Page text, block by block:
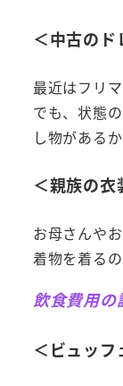
＜中古のド
最近はフリ
でも、状態
し物があるか
＜親族の衣
お母さんや
着物を着る
飲食費用の
＜ビュッフ